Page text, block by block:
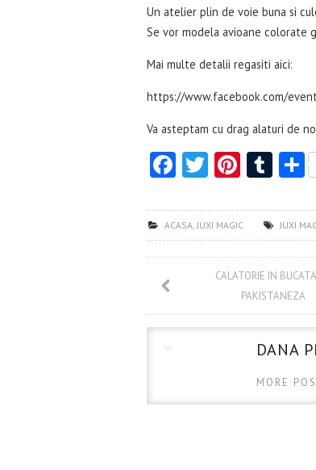
Un atelier plin de voie buna si
Se vor modela avioane colorate
Mai multe detalii regasiti aici:
https://www.facebook.com/
Va asteptam cu drag alaturi de
Fa
b
o
o
T
itt
er
Pi
er
es
t
T
m
bl
r
S
ACASA,JUXI MAGIC JUXI
CALATORIE IN
PAKISTANEZA
DANA
MORE